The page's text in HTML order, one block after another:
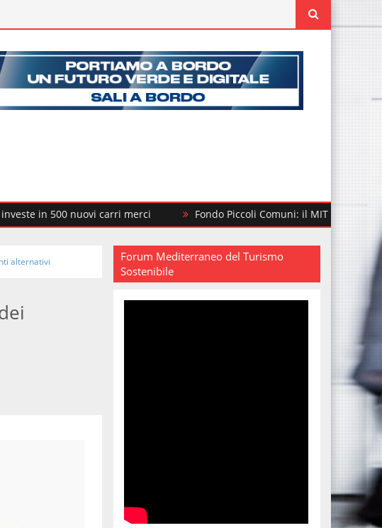
500 nuovi carri merci Fondo Piccoli Comuni: il MIT finanzia altri 292
alternativi
Forum Mediterraneo del Turismo
Sostenibile